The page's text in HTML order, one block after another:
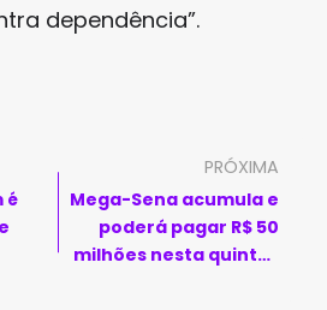
dependência”.
é
PRÓXIMA
Mega-Sena acumula e
poderá pagar R$ 50
milhões nesta quinta-